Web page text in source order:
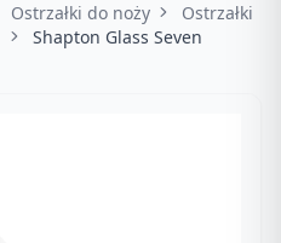
Ostrzałki do noży
Ostrzałki
Shapton Glass Seven